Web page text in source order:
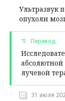
Ультразвук
опухоли
Перевод
лучевой
31 июля